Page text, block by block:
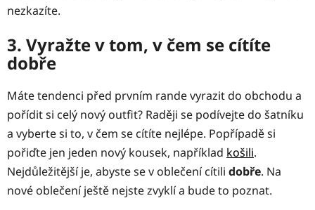
nezkazíte.
3. Vyražte v tom, v čem se cítíte
dobře
Máte tendenci před prvním rande vyrazit do obchodu a
pořídit si celý nový outfit? Raději se podívejte do šatníku
a vyberte si to, v čem se cítíte nejlépe. Popřípadě si
pořiďte jen jeden nový kousek, například košili.
Nejdůležitější je, abyste se v oblečení cítili dobře. Na
nové oblečení ještě nejste zvyklí a bude to poznat.